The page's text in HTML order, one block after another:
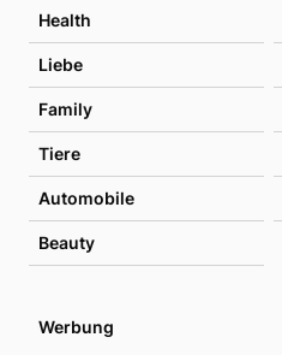
Health
Liebe
Family
Tiere
Automobile
Beauty
Werbung